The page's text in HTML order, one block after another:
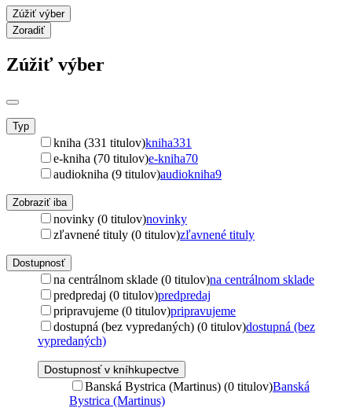
Zúžiť výber
Zoradiť
Zúžiť výber
Typ
kniha (331 titulov)kniha331
e-kniha (70 titulov)e-kniha70
audiokniha (9 titulov)audiokniha9
Zobraziť iba
novinky (0 titulov)novinky
zľavnené tituly (0 titulov)zľavnené tituly
Dostupnosť
na centrálnom sklade (0 titulov)na centrálnom sklade
predpredaj (0 titulov)predpredaj
pripravujeme (0 titulov)pripravujeme
dostupná (bez vypredaných) (0 titulov)dostupná (bez
vypredaných)
Dostupnosť v kníhkupectve
Banská Bystrica (Martinus) (0 titulov)Banská
Bystrica (Martinus)